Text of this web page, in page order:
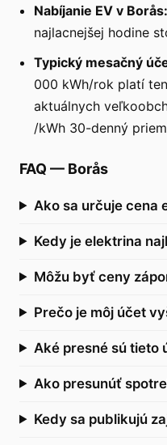
Nabíjanie EV v Borås:
najlacnejšej hodine
Typický mesačný
000 kWh/rok platí
aktuálnych
/kWh 30-denný
FAQ — Borås
Ako sa určuje cena
Kedy je elektrina
Môžu byť ceny
Prečo je môj účet
Aké presné sú tieto
Ako presunúť
Kedy sa publikujú